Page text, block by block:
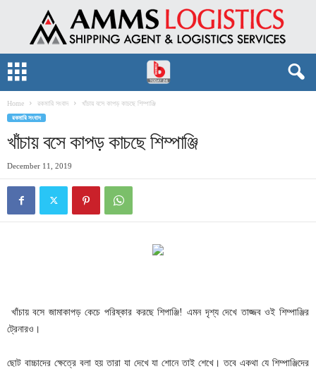
Home রকমারি সংবাদ খাঁচায় বসে কাপড় কাচছে শিম্পাঞ্জি
রকমারি সংবাদ
খাঁচায় বসে কাপড় কাচছে শিম্পাঞ্জি
December 11, 2019
খাঁচায় বসে জামাকাপড় কেচে পরিষ্কার করছে শিপাঞ্জি! এমন দৃশ্য দেখে তাজ্জব ওই শিম্পাঞ্জির
ট্রেনারও।
ছোট বাচ্চাদের ক্ষেত্রে বলা হয় তারা যা দেখে যা শোনে তাই শেখে। তবে একথা যে শিম্পাঞ্জিদের